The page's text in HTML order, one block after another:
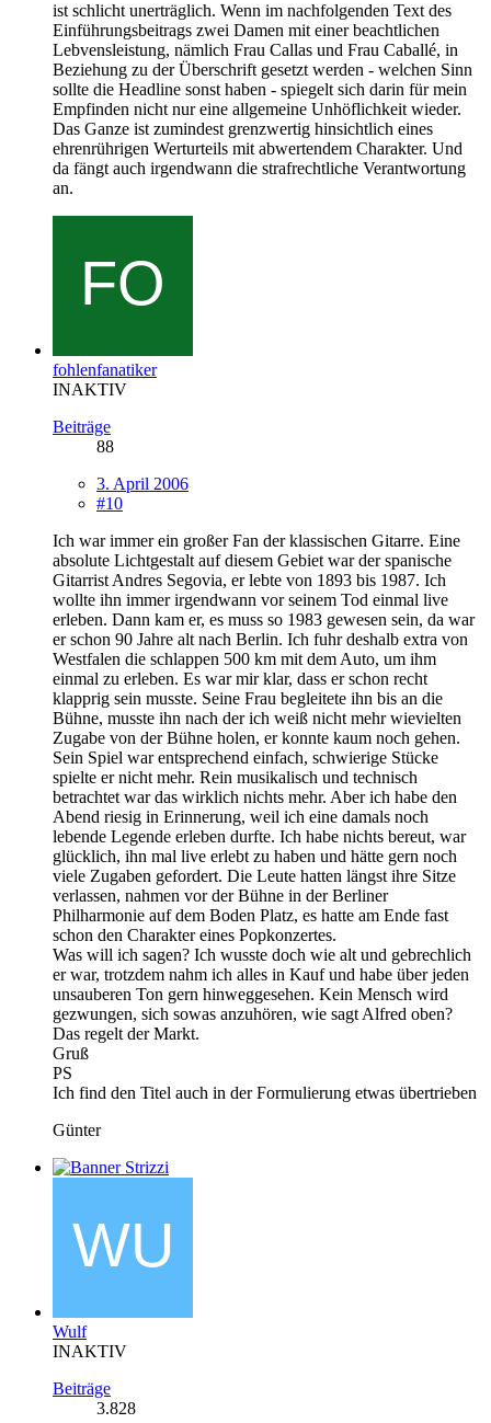
ist schlicht unerträglich. Wenn im nachfolgenden Text des
Einführungsbeitrags zwei Damen mit einer beachtlichen
Lebvensleistung, nämlich Frau Callas und Frau Caballé, in
Beziehung zu der Überschrift gesetzt werden - welchen Sinn
sollte die Headline sonst haben - spiegelt sich darin für mein
Empfinden nicht nur eine allgemeine Unhöflichkeit wieder.
Das Ganze ist zumindest grenzwertig hinsichtlich eines
ehrenrührigen Werturteils mit abwertendem Charakter. Und
da fängt auch irgendwann die strafrechtliche Verantwortung
an.
fohlenfanatiker
INAKTIV
Beiträge
88
3. April 2006
#10
Ich war immer ein großer Fan der klassischen Gitarre. Eine
absolute Lichtgestalt auf diesem Gebiet war der spanische
Gitarrist Andres Segovia, er lebte von 1893 bis 1987. Ich
wollte ihn immer irgendwann vor seinem Tod einmal live
erleben. Dann kam er, es muss so 1983 gewesen sein, da war
er schon 90 Jahre alt nach Berlin. Ich fuhr deshalb extra von
Westfalen die schlappen 500 km mit dem Auto, um ihm
einmal zu erleben. Es war mir klar, dass er schon recht
klapprig sein musste. Seine Frau begleitete ihn bis an die
Bühne, musste ihn nach der ich weiß nicht mehr wievielten
Zugabe von der Bühne holen, er konnte kaum noch gehen.
Sein Spiel war entsprechend einfach, schwierige Stücke
spielte er nicht mehr. Rein musikalisch und technisch
betrachtet war das wirklich nichts mehr. Aber ich habe den
Abend riesig in Erinnerung, weil ich eine damals noch
lebende Legende erleben durfte. Ich habe nichts bereut, war
glücklich, ihn mal live erlebt zu haben und hätte gern noch
viele Zugaben gefordert. Die Leute hatten längst ihre Sitze
verlassen, nahmen vor der Bühne in der Berliner
Philharmonie auf dem Boden Platz, es hatte am Ende fast
schon den Charakter eines Popkonzertes.
Was will ich sagen? Ich wusste doch wie alt und gebrechlich
er war, trotzdem nahm ich alles in Kauf und habe über jeden
unsauberen Ton gern hinweggesehen. Kein Mensch wird
gezwungen, sich sowas anzuhören, wie sagt Alfred oben?
Das regelt der Markt.
Gruß
PS
Ich find den Titel auch in der Formulierung etwas übertrieben
Günter
Wulf
INAKTIV
Beiträge
3.828